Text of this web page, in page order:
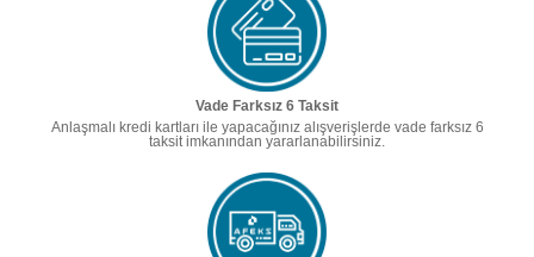
Vade Farksız 6 Taksit
Anlaşmalı kredi kartları ile yapacağınız alışverişlerde vade farksız 6
taksit imkanından yararlanabilirsiniz.